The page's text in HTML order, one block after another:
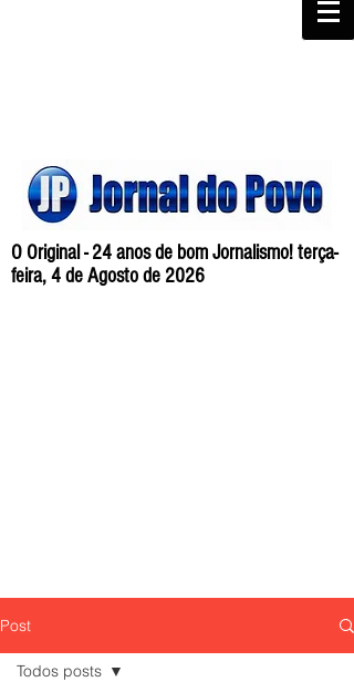
O Original - 24 anos de bom Jornalismo! terça-
feira, 4 de Agosto de 2026
Post
Todos posts